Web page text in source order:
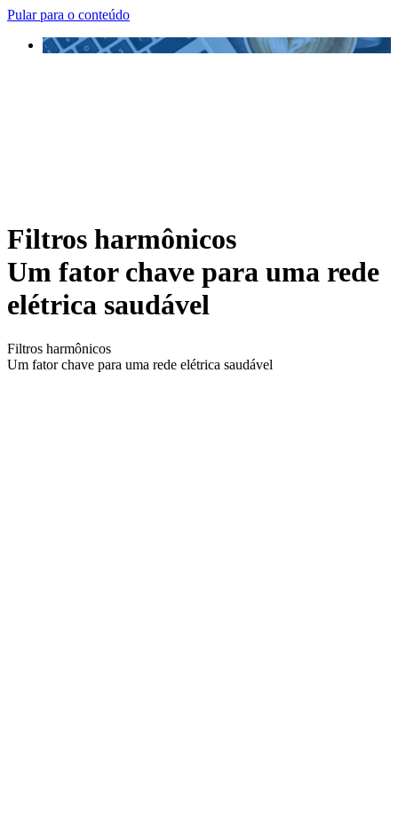
Pular para o conteúdo
Filtros harmônicos
Um fator chave para uma rede
elétrica saudável
Filtros harmônicos
Um fator chave para uma rede elétrica saudável